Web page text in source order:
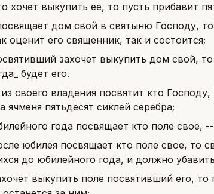
хочет выкупить ее, то пусть прибавит
дом свой в святыню Господу,
оценит его священник, так и состоится;
захочет выкупить дом свой,
будет его.
своего владения посвятит кто
ячменя пятьдесят сиклей серебра;
года посвящает кто поле свое,
юбилея посвящает кто поле свое, то
до юбилейного года, и должно
выкупить поле посвятивший его,